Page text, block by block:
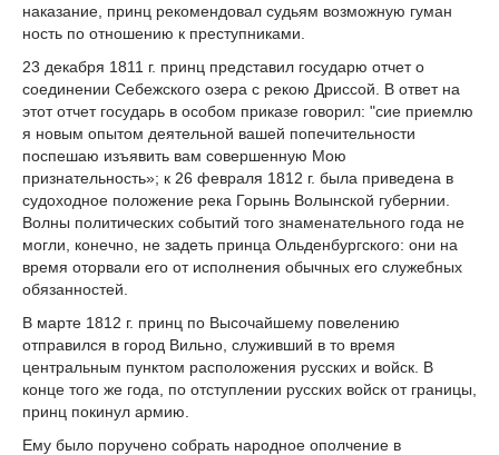
наказание, принц рекомендовал судьям возможную гуман
ность по отношению к преступниками.
23 декабря 1811 г. принц представил государю отчет о
соединении Себежского озера с рекою Дриссой. В ответ на
этот отчет государь в особом приказе говорил: "сие приемлю
я новым опытом деятельной вашей попечительности
поспешаю изъявить вам совершенную Мою
признательность»; к 26 февраля 1812 г. была приведена в
судоходное положение река Горынь Волынской губернии.
Волны политических событий того знаменательного года не
могли, конечно, не задеть принца Ольденбургского: они на
время оторвали его от исполнения обычных его служебных
обязанностей.
В марте 1812 г. принц по Высочайшему повелению
отправился в город Вильно, служивший в то время
центральным пунктом расположения русских и войск. В
конце того же года, по отступлении русских войск от границы,
принц покинул армию.
Ему было поручено собрать народное ополчение в